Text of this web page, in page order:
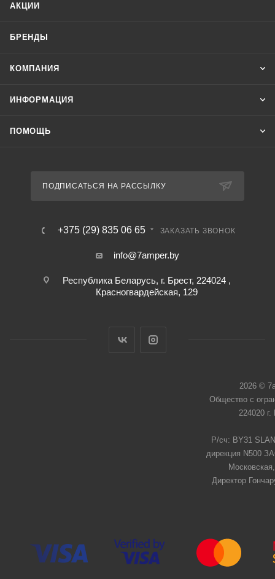
АКЦИИ
БРЕНДЫ
КОМПАНИЯ
ИНФОРМАЦИЯ
ПОМОЩЬ
ПОДПИСАТЬСЯ НА РАССЫЛКУ
+375 (29) 835 06 65 ЗАКАЗАТЬ ЗВОНОК
info@7amper.by
Республика Беларусь, г. Брест, 224024 ,
Красногвардейская, 129
2026 ©
Общество с
224020
Р/сч: BY31
дирекция N500
Директор